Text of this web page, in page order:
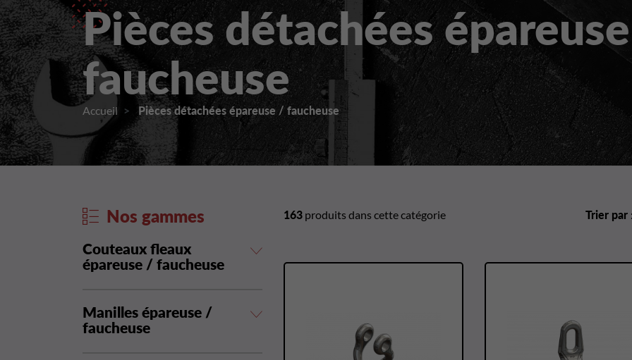
Pièces détachées
faucheuse
Accueil Pièces détachées épareuse / faucheuse
Nos gammes
Couteaux fleaux
épareuse / faucheuse
Manilles épareuse /
faucheuse
163 produits dans cette catégorie Trier par